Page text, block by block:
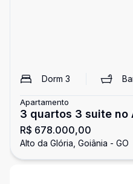
Dorm 3
Apartamento
3 quartos 3 suite no
R$ 678.000,00
Alto da Glória, Goiânia - GO